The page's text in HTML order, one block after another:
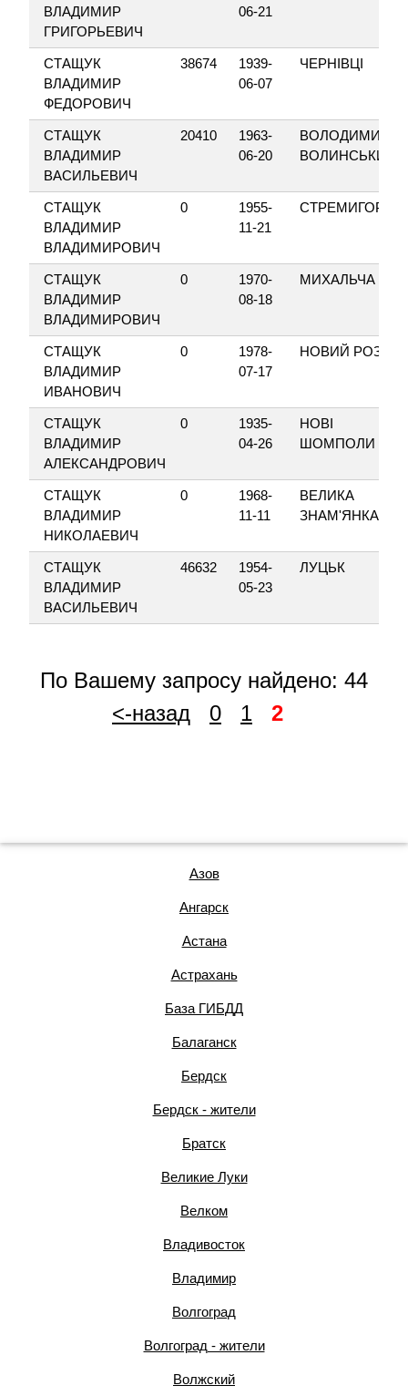
ВЛАДИМИР
ГРИГОРЬЕВИЧ
06-21
СТАЩУК
ВЛАДИМИР
ФЕДОРОВИЧ
38674
1939-
06-07
ЧЕРНІВЦІ
СТАЩУК
ВЛАДИМИР
ВАСИЛЬЕВИЧ
20410
1963-
06-20
ВОЛОДИМИР-
ВОЛИНСЬКИЙ
СТАЩУК
ВЛАДИМИР
ВЛАДИМИРОВИЧ
0
1955-
11-21
СТРЕМИГОРОД
СТАЩУК
ВЛАДИМИР
ВЛАДИМИРОВИЧ
0
1970-
08-18
МИХАЛЬЧА
СТАЩУК
ВЛАДИМИР
ИВАНОВИЧ
0
1978-
07-17
НОВИЙ РОЗДІЛ
СТАЩУК
ВЛАДИМИР
АЛЕКСАНДРОВИЧ
0
1935-
04-26
НОВІ
ШОМПОЛИ
СТАЩУК
ВЛАДИМИР
НИКОЛАЕВИЧ
0
1968-
11-11
ВЕЛИКА
ЗНАМ'ЯНКА
СТАЩУК
ВЛАДИМИР
ВАСИЛЬЕВИЧ
46632
1954-
05-23
ЛУЦЬК
По Вашему запросу найдено: 44
<-назад
0 1 2
Азов
Ангарск
Астана
Астрахань
База ГИБДД
Балаганск
Бердск
Бердск - жители
Братск
Великие Луки
Велком
Владивосток
Владимир
Волгоград
Волгоград - жители
Волжский